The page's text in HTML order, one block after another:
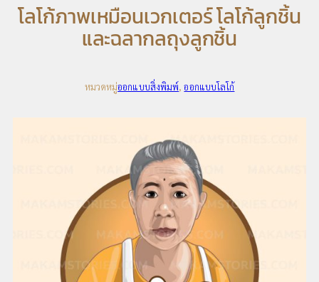
โลโก้ภาพเหมือนเวกเตอร์ โลโก้ลูกชิ้น
และฉลากลถุงลูกชิ้น
หมวดหมู่ออกแบบสิ่งพิมพ์, ออกแบบโลโก้